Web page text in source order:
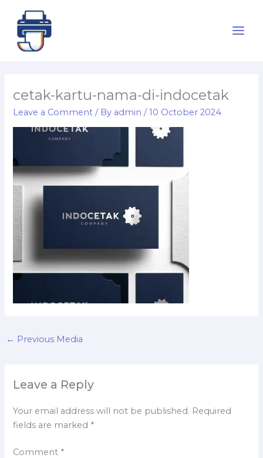
content
cetak-kartu-nama-di-indocetak
Leave a Comment / By admin/10 October 2024
← Previous Media
Leave a Reply
Your email address will not be published. Required
fields are marked *
Comment *